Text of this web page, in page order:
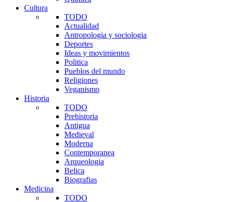
Cultura
TODO
Actualidad
Antropologia y sociologia
Deportes
Ideas y movimientos
Politica
Pueblos del mundo
Religiones
Veganismo
Historia
TODO
Prehistoria
Antigua
Medieval
Moderna
Contemporanea
Arqueologia
Belica
Biografias
Medicina
TODO